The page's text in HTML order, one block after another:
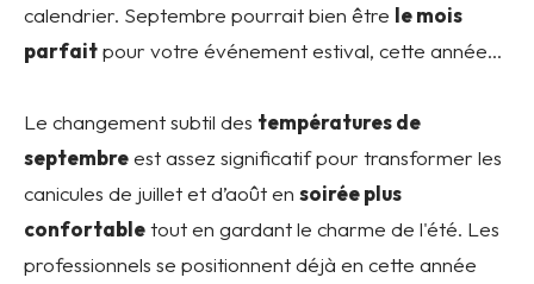
calendrier. Septembre pourrait bien être le mois
parfaitpour votre événement estival, cette année…
Le changement subtil des températures de
septembreest assez significatif pour transformer les
canicules de juillet et d’août en soirée plus
confortabletout en gardant le charme de l'été. Les
professionnels se positionnent déjà en cette année